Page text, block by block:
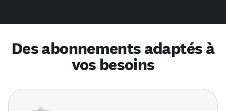
Des abonnements adaptés à
vos besoins